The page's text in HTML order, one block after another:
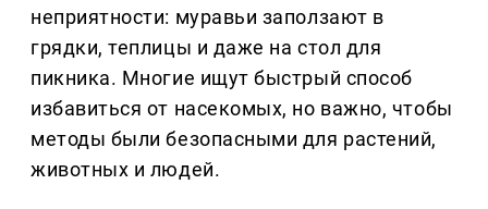
неприятности: муравьи заползают в
грядки, теплицы и даже на стол для
пикника. Многие ищут быстрый способ
избавиться от насекомых, но важно, чтобы
методы были безопасными для растений,
животных и людей.